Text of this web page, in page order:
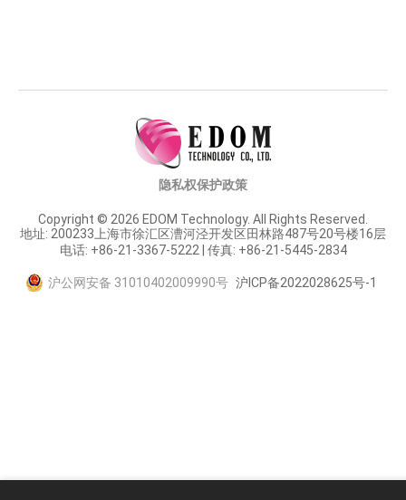
Copyright © 2026 EDOM Technology. All Rights Reserved.
地址: 200233上海市徐汇区漕河泾开发区田林路487号20号楼16层
电话: +86-21-3367-5222 | 传真: +86-21-5445-2834
沪公网安备 31010402009990号 沪ICP备2022028625号-1
隐私权保护政策